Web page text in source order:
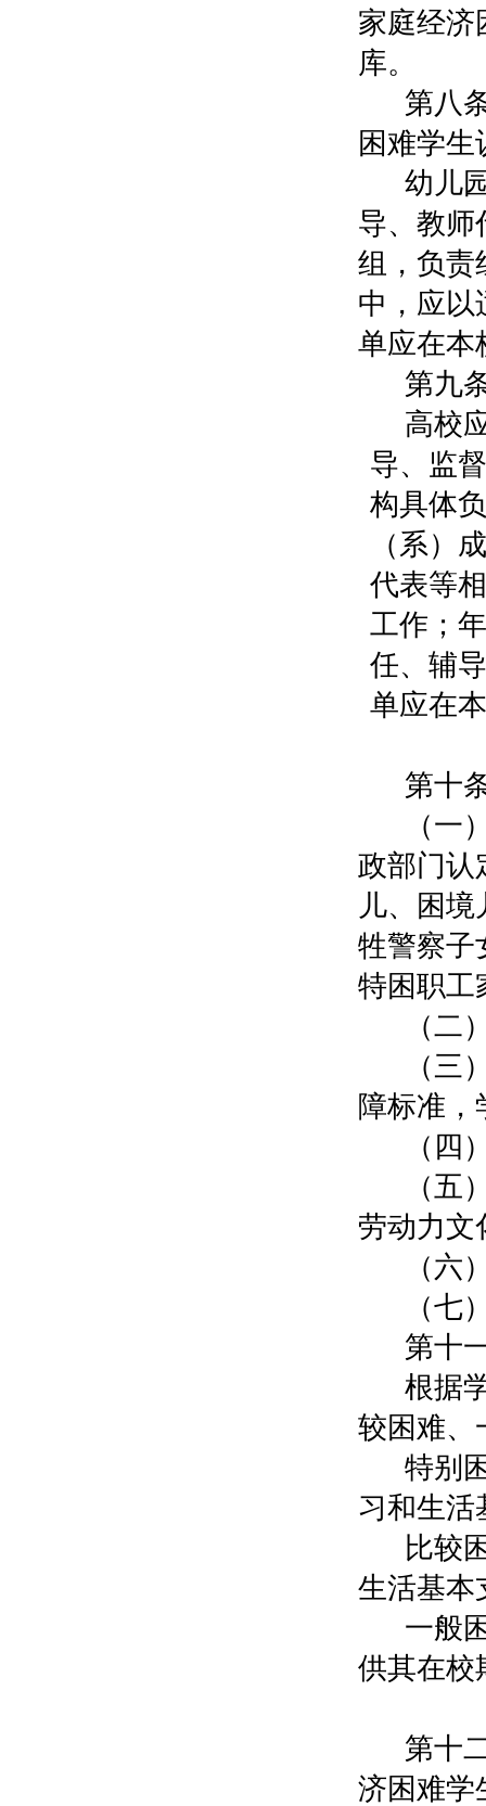
家庭经济
库。
第八
困难学
幼儿
导、教师
组，负责
中，应以
单应在本
第九
高校
导、监
构具体
（系）
代表等
工作；
任、辅
单应在
第十
（一
政部门认
儿、困
牲警察子
特困职工
（二
（三
障标准
（四
（五
劳动力文
（六
（七
第十
根据
较困难、
特别
习和生活
比较
生活基本
一般
供其在校
第十
济困难学